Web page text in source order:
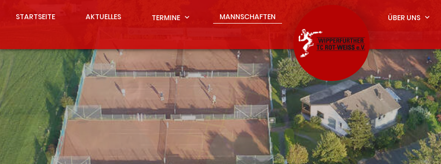
STARTSEITE AKTUELLES TERMINE expand_more MANNSCHAFTEN ÜBER UNS expand_more